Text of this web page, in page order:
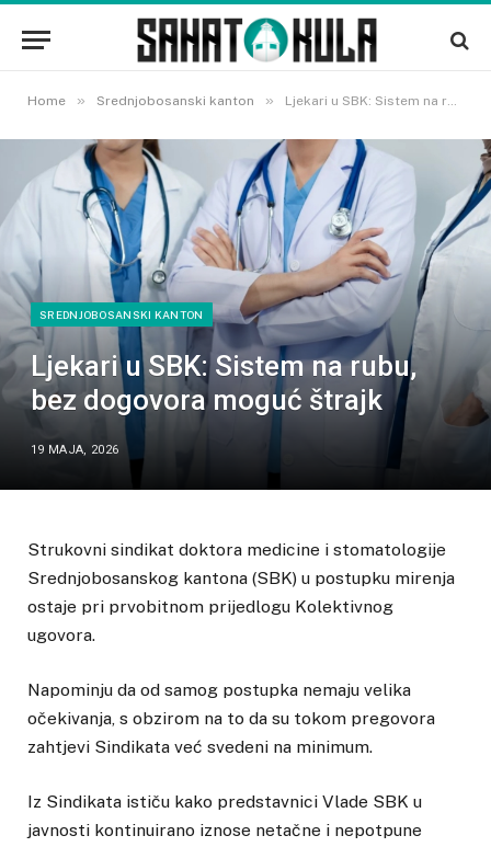
Home » Srednjobosanski kanton » Ljekari u SBK: Sistem na rubu, bez dogovora moguć štrajk
SREDNJOBOSANSKI KANTON
Ljekari u SBK: Sistem na rubu,
bez dogovora moguć štrajk
19 MAJA, 2026
Strukovni sindikat doktora medicine i stomatologije
Srednjobosanskog kantona (SBK) u postupku mirenja
ostaje pri prvobitnom prijedlogu Kolektivnog
ugovora.
Napominju da od samog postupka nemaju velika
očekivanja, s obzirom na to da su tokom pregovora
zahtjevi Sindikata već svedeni na minimum.
Iz Sindikata ističu kako predstavnici Vlade SBK u
javnosti kontinuirano iznose netačne i nepotpune